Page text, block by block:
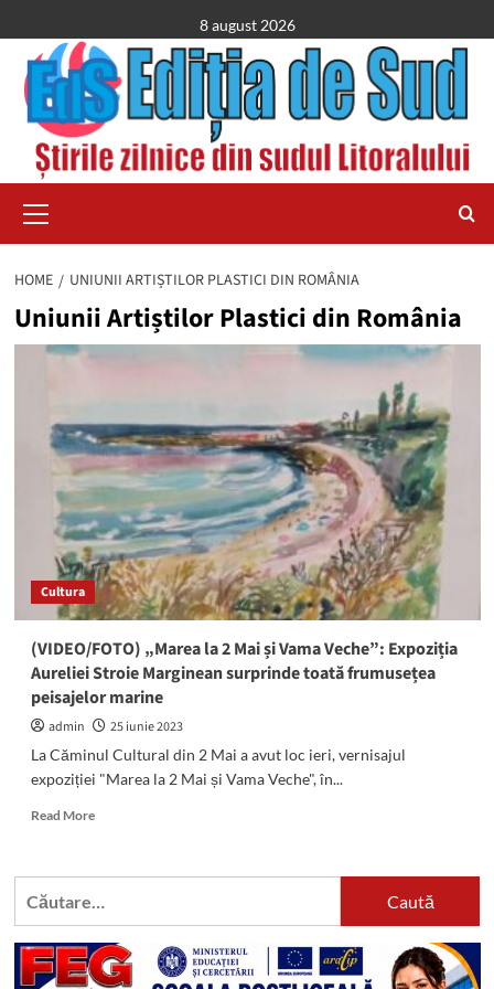
to
content
8 august 2026
Menu
HOME UNIUNII ARTIȘTILOR PLASTICI DIN ROMÂNIA
Uniunii Artiștilor Plastici din România
Cultura
(VIDEO/FOTO) „Marea la 2 Mai și Vama Veche”: Expoziția
Aureliei Stroie Marginean surprinde toată frumusețea
peisajelor marine
admin
25 iunie 2023
La Căminul Cultural din 2 Mai a avut loc ieri, vernisajul
expoziției "Marea la 2 Mai și Vama Veche", în...
Read MoreRead
(VIDEO/FOTO)
Mai
și
Caută